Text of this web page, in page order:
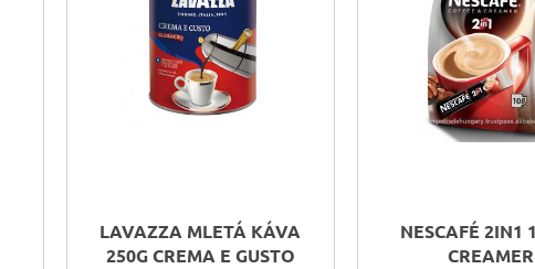
LAVAZZA MLETÁ KÁVA
250G CREMA E GUSTO
NESCAFÉ 2IN1
CREAMER